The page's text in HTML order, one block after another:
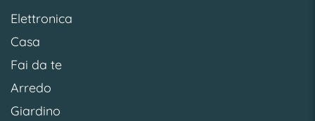
Elettronica
Casa
Fai da te
Arredo
Giardino